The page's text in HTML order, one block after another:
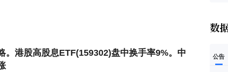
公告
。港股高股息ETF(159302)盘中换手率9%。中